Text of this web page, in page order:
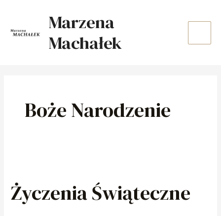
content
Marzena
Machałek
Boże Narodzenie
Życzenia Świąteczne